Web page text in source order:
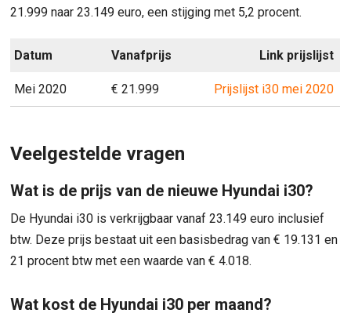
21.999 naar 23.149 euro, een stijging met 5,2 procent.
Datum Vanafprijs Link prijslijst
Mei 2020 € 21.999 Prijslijst i30 mei 2020
Veelgestelde vragen
Wat is de prijs van de nieuwe Hyundai i30?
De Hyundai i30 is verkrijgbaar vanaf 23.149 euro inclusief
btw. Deze prijs bestaat uit een basisbedrag van € 19.131 en
21 procent btw met een waarde van € 4.018.
Wat kost de Hyundai i30 per maand?